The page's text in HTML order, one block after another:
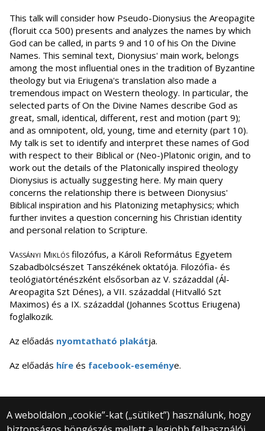
This talk will consider how Pseudo-Dionysius the Areopagite
(floruit cca 500) presents and analyzes the names by which
God can be called, in parts 9 and 10 of his On the Divine
Names. This seminal text, Dionysius' main work, belongs
among the most influential ones in the tradition of Byzantine
theology but via Eriugena's translation also made a
tremendous impact on Western theology. In particular, the
selected parts of On the Divine Names describe God as
great, small, identical, different, rest and motion (part 9);
and as omnipotent, old, young, time and eternity (part 10).
My talk is set to identify and interpret these names of God
with respect to their Biblical or (Neo-)Platonic origin, and to
work out the details of the Platonically inspired theology
Dionysius is actually suggesting here. My main query
concerns the relationship there is between Dionysius'
Biblical inspiration and his Platonizing metaphysics; which
further invites a question concerning his Christian identity
and personal relation to Scripture.
Vassányi Miklós filozófus, a Károli Református Egyetem
Szabadbölcsészet Tanszékének oktatója. Filozófia- és
teológiatörténészként elsősorban az V. századdal (Ál-
Areopagita Szt Dénes), a VII. századdal (Hitvalló Szt
Maximos) és a IX. századdal (Johannes Scottus Eriugena)
foglalkozik.
Az előadás nyomtatható plakátja.
Az előadás híre és facebook-eseménye.
A weboldalon „cookie”-kat („sütiket”) használunk, hogy